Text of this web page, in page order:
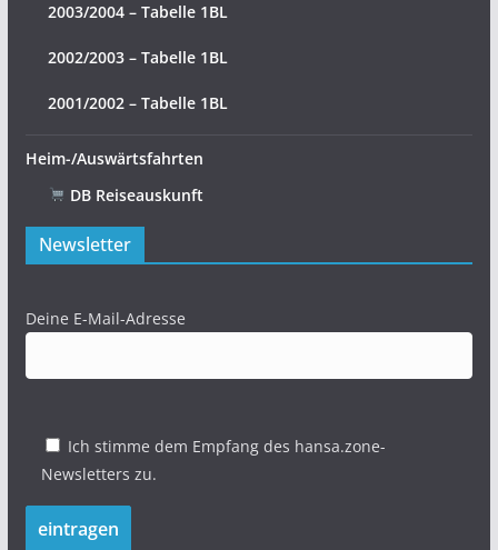
2003/2004 – Tabelle 1BL
2002/2003 – Tabelle 1BL
2001/2002 – Tabelle 1BL
Heim-/Auswärtsfahrten
DB Reiseauskunft
Newsletter
Deine E-Mail-Adresse
Ich stimme dem Empfang des hansa.zone-
Newsletters zu.